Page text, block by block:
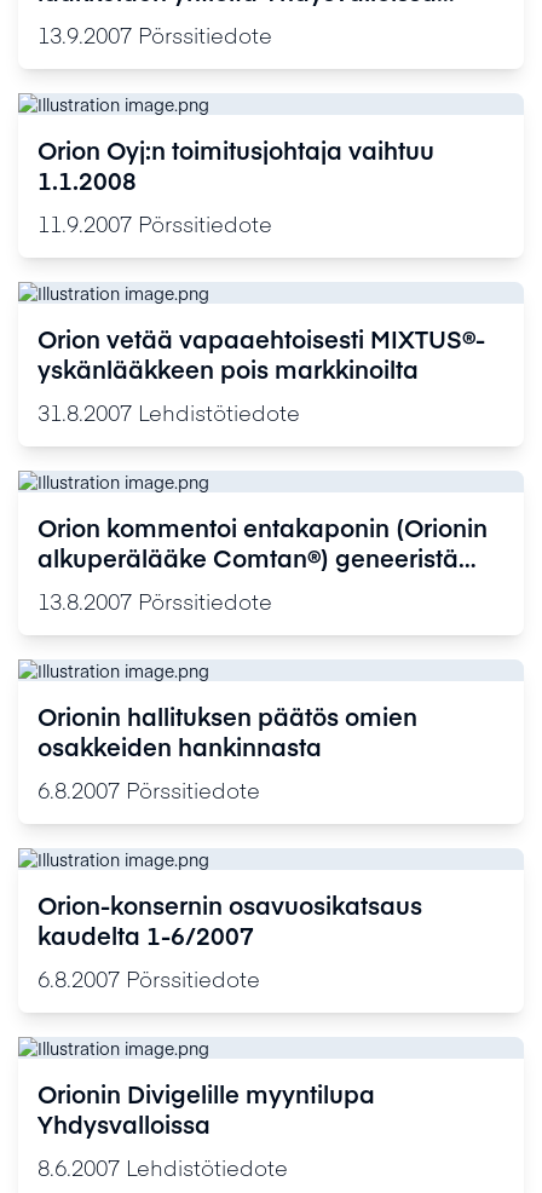
puolustaakseen
entakaponipatenttejaan (Orionin
alkuperälääke Comtan®)
13.9.2007 Pörssitiedote
Orion Oyj:n toimitusjohtaja vaihtuu
1.1.2008
11.9.2007 Pörssitiedote
Orion vetää vapaaehtoisesti MIXTUS®-
yskänlääkkeen pois markkinoilta
31.8.2007 Lehdistötiedote
Orion kommentoi entakaponin (Orionin
alkuperälääke Comtan®) geneeristä
versiota koskevaa USA:n
myyntilupahakemusta
13.8.2007 Pörssitiedote
Orionin hallituksen päätös omien
osakkeiden hankinnasta
6.8.2007 Pörssitiedote
Orion-konsernin osavuosikatsaus
kaudelta 1-6/2007
6.8.2007 Pörssitiedote
Orionin Divigelille myyntilupa
Yhdysvalloissa
8.6.2007 Lehdistötiedote